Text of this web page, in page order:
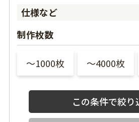
仕様など
制作枚数
〜1000枚 〜4000枚